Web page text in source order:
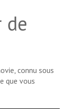
de
connu sous
que vous